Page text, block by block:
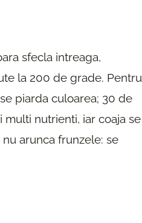
sfecla intreaga,
la 200 de grade. Pentru
piarda culoarea; 30 de
nutrienti, iar coaja se
arunca frunzele: se